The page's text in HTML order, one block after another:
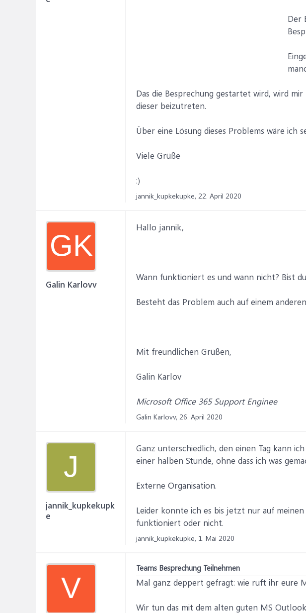
Der
Das die Besprechung gestartet wird, wird
dieser beizutreten.
Über eine Lösung dieses Problems wäre ich
Viele Grüße
:)
jannik_kupkekupke, 22. April 2020
GK
Galin Karlovv
Hallo jannik,
Wann funktioniert es und wann nicht? Bist
Besteht das Problem auch auf einem
Mit freundlichen Grüßen,
Galin Karlov
Microsoft Office 365 Support Enginee
Galin Karlovv, 26. April 2020
J
jannik_kupkekupk
e
Ganz unterschiedlich, den einen Tag kann
einer halben Stunde, ohne dass ich was
Externe Organisation.
Leider konnte ich es bis jetzt nur auf
funktioniert oder nicht.
jannik_kupkekupke, 1. Mai 2020
V
Teams Besprechung Teilnehmen
Mal ganz deppert gefragt: wie ruft ihr eure
Wir tun das mit dem alten guten MS